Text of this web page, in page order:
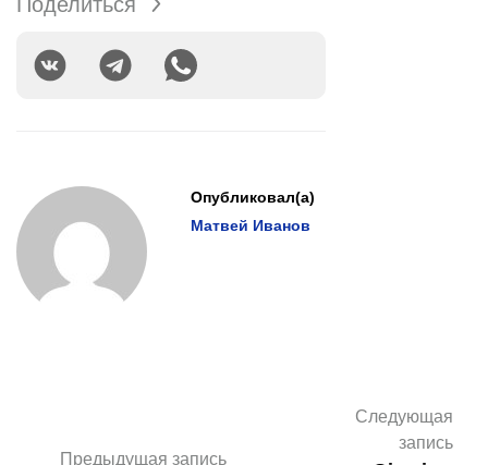
Опубликовал(а)
Матвей Иванов
Предыдущая запись
Следующая
запись